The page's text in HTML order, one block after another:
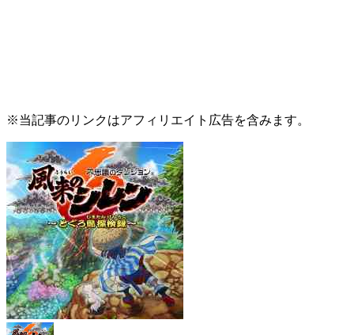
※当記事のリンクはアフィリエイト広告を含みます。